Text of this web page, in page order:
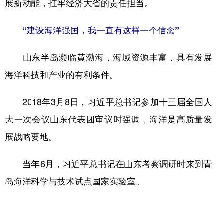
展新动能，扛牢经济大省的责任担当。
“建设海洋强国，我一直有这样一个信念”
山东半岛濒临黄渤海，海域资源丰富，具有发展
海洋科技和产业的有利条件。
2018年3月8日，习近平总书记参加十三届全国人
大一次会议山东代表团审议时强调，海洋是高质量发
展战略要地。
当年6月，习近平总书记在山东考察调研时来到青
岛海洋科学与技术试点国家实验室。